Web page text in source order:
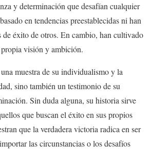
y determinación que desafían cualquier
en tendencias preestablecidas ni han
de éxito de otros. En cambio, han cultivado
visión y ambición.
muestra de su individualismo y la
sino también un testimonio de su
Sin duda alguna, su historia sirve
que buscan el éxito en sus propios
que la verdadera victoria radica en ser
las circunstancias o los desafíos